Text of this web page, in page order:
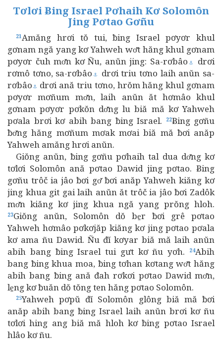
Tơlơi Ƀing Israel Pơhaih Kơ Solomôn
Jing Pơtao Gơñu
21Amăng hrơi tŏ tui, ƀing Israel pơyơr khul
gơnam ngă yang kơ Yahweh wơ̆t hăng khul gơnam
pơyơr čuh mơ̆n kơ Ñu, anŭn jing: Sa-rơbâo ⚓
drơi
rơmô tơno, sa-rơbâo ⚓
drơi triu tơno laih anŭn sa-
rơbâo ⚓ drơi ană triu tơno, hrŏm hăng khul gơnam
pơyơr mơñum mơ̆n, laih anŭn ăt hơmâo khul
gơnam pơyơr pơkŏn dơ̆ng lu biă mă kơ Yahweh
pơala brơi kơ abih bang ƀing Israel.
22Ƀing gơñu
ƀơ̆ng hăng mơñum mơak mơai biă mă ƀơi anăp
Yahweh amăng hrơi anŭn.
Giŏng anŭn, ƀing gơñu pơhaih tal dua dơ̆ng kơ
tơlơi Solomôn ană pơtao Dawid jing pơtao. Ƀing
gơñu trôč ia jâo ƀơi gơ̆ ƀơi anăp Yahweh kiăng kơ
jing khua git gai laih anŭn ăt trôč ia jâo ƀơi Zadôk
mơ̆n kiăng kơ jing khua ngă yang prŏng hloh.
23Giŏng anŭn, Solomôn dŏ be̱r ƀơi grê pơtao
Yahweh hơmâo pơkơjăp kiăng kơ jing pơtao pơala
kơ ama ñu Dawid. Ñu đĭ kơyar biă mă laih anŭn
abih bang ƀing Israel tui gưt kơ ñu yơh.
24Abih
bang ƀing khua moa, ƀing tơhan kơtang wơ̆t hăng
abih bang ƀing ană đah rơkơi pơtao Dawid mơ̆n,
le̱ng kơ ƀuăn dŏ tŏng ten hăng pơtao Solomôn.
25Yahweh pơpŭ đĭ Solomôn glông biă mă ƀơi
anăp abih bang ƀing Israel laih anŭn brơi kơ ñu
tơlơi hing ang biă mă hloh kơ ƀing pơtao Israel
hlâo kơ ñu.